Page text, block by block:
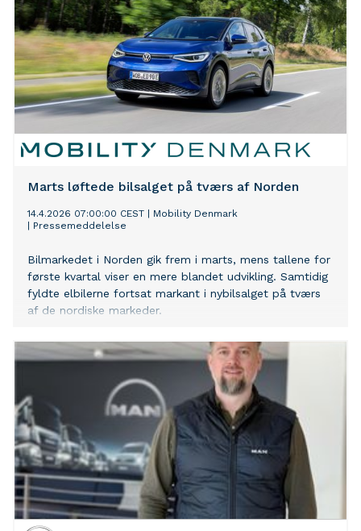
Marts løftede bilsalget på tværs af Norden
14.4.2026 07:00:00 CEST
Mobility Denmark
Pressemeddelelse
Bilmarkedet i Norden gik frem i marts, mens tallene for
første kvartal viser en mere blandet udvikling. Samtidig
fyldte elbilerne fortsat markant i nybilsalget på tværs
af de nordiske markeder.